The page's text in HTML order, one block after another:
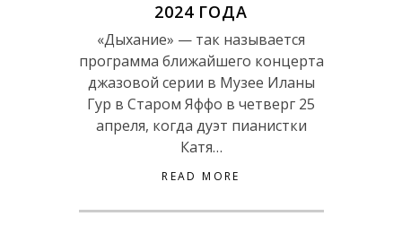
2024 ГОДА
«Дыхание» — так называется
программа ближайшего концерта
джазовой серии в Музее Иланы
Гур в Старом Яффо в четверг 25
апреля, когда дуэт пианистки
Катя…
READ MORE